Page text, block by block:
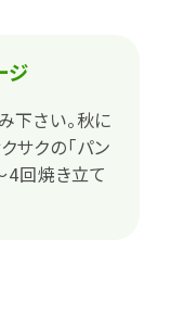
ジ
下さい。秋に
サクの「パン
4回焼き立て